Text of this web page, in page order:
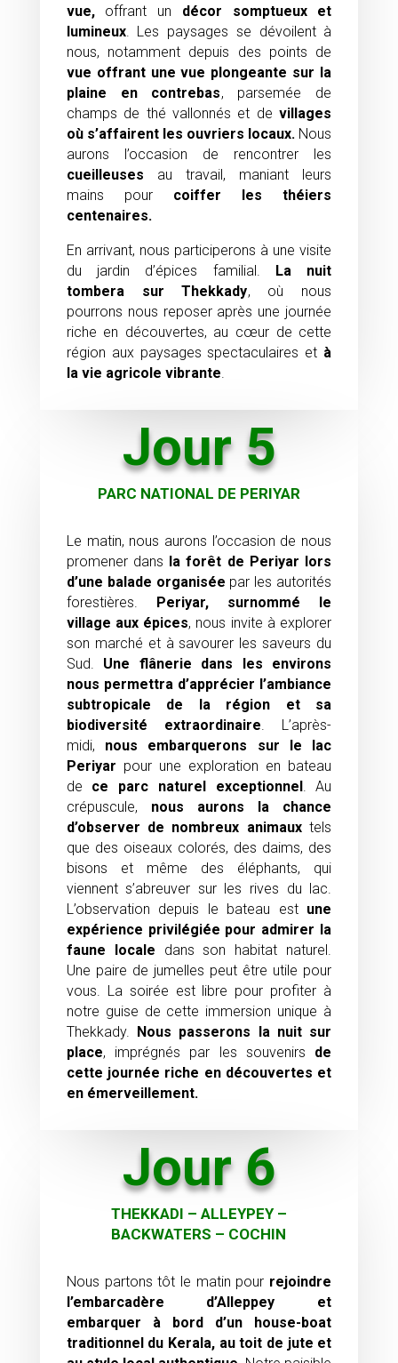
vue,offrant un décor somptueux et
lumineux. Les paysages se dévoilent à
nous, notamment depuis des points de
vue offrant une vue plongeante sur la
plaine en contrebas, parsemée de
champs de thé vallonnés et devillages
où s’affairent les ouvriers locaux. Nous
aurons l’occasion de rencontrer les
cueilleuses au travail, maniant leurs
mains pour coiffer les théiers
centenaires.
En arrivant, nous participerons à une visite
du jardin d’épices familial. La nuit
tombera sur Thekkady, où nous
pourrons nous reposer après une journée
riche en découvertes, au cœur de cette
région aux paysages spectaculaires et à
la vie agricole vibrante
Jour 5
PARC NATIONAL DE PERIYAR
Le matin, nous aurons l’occasion de nous
promener dans la forêt de Periyar lors
d’une balade organisée par les autorités
forestières. Periyar, surnommé le
village aux épices, nous invite à explorer
son marché et à savourer les saveurs du
Sud. Une flânerie dans les environs
nous permettra d’apprécier l’ambiance
subtropicale de la région et sa
biodiversité extraordinaire . L’après-
midi, nous embarquerons sur
le lac
Periyar pour une exploration en bateau
de ce parc naturel exceptionnel. Au
crépuscule, nous aurons
la chance
d’observer de nombreux animauxtels
que des oiseaux colorés, des daims, des
bisons et même des éléphants, qui
viennent s’abreuver sur les rives du lac.
L’observation depuis le bateau est une
expérience privilégiée pour admirer la
faune locale dans son habitat naturel.
Une paire de jumelles peut être utile pour
vous. La soirée est libre pour profiter à
notre guise de cette immersion unique à
Thekkady. Nous passerons la nuit sur
place, imprégnés par les souvenirs de
cette journée riche en découvertes et
en émerveillement.
Jour 6
THEKKADI – ALLEYPEY –
BACKWATERS – COCHIN
Nous partons tôt le matin pour rejoindre
l’embarcadère d’Alleppey et
embarquer
à bord d’un
house-boat
traditionnel du Kerala, au toit de jute et